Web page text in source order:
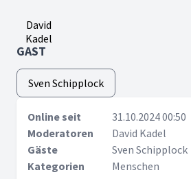
David
Kadel
GAST
Sven Schipplock
Online seit
31.10.2024 00:50
Moderatoren
David Kadel
Gäste
Sven Schipplock
Kategorien
Menschen